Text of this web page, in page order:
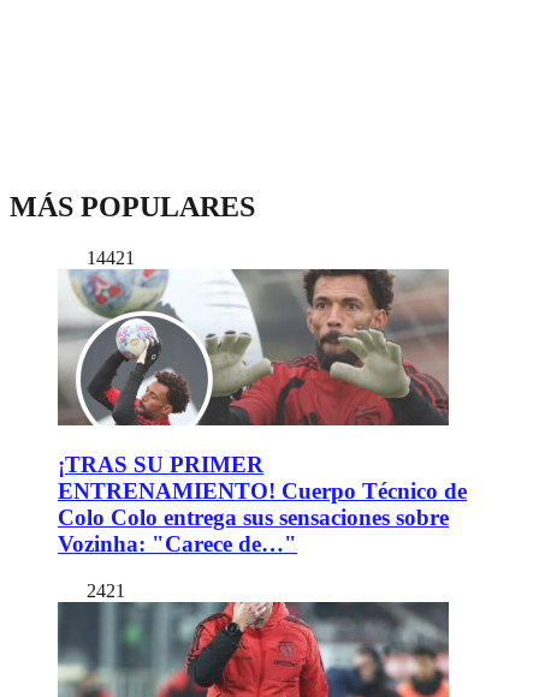
MÁS POPULARES
14421
¡TRAS SU PRIMER
ENTRENAMIENTO! Cuerpo Técnico de
Colo Colo entrega sus sensaciones sobre
Vozinha: "Carece de…"
2421